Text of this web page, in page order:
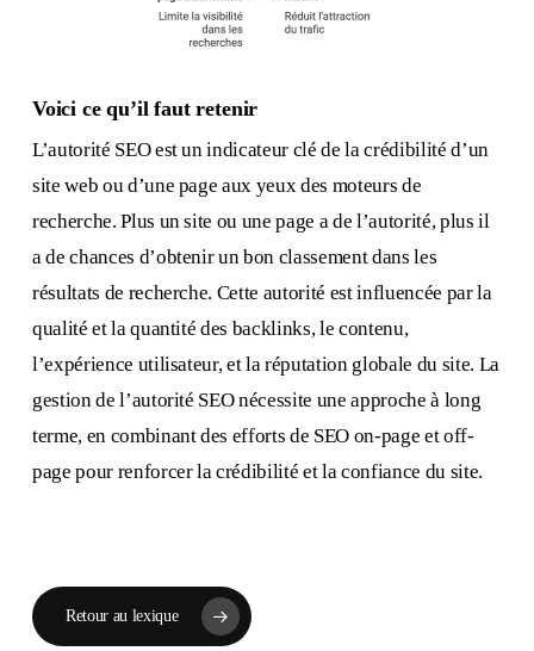
Voici ce qu’il faut retenir
L’autorité SEO est un indicateur clé de la crédibilité d’un
site web ou d’une page aux yeux des moteurs de
recherche. Plus un site ou une page a de l’autorité, plus il
a de chances d’obtenir un bon classement dans les
résultats de recherche. Cette autorité est influencée par la
qualité et la quantité des backlinks, le contenu,
l’expérience utilisateur, et la réputation globale du site. La
gestion de l’autorité SEO nécessite une approche à long
terme, en combinant des efforts de SEO on-page et off-
page pour renforcer la crédibilité et la confiance du site.
Retour au lexique